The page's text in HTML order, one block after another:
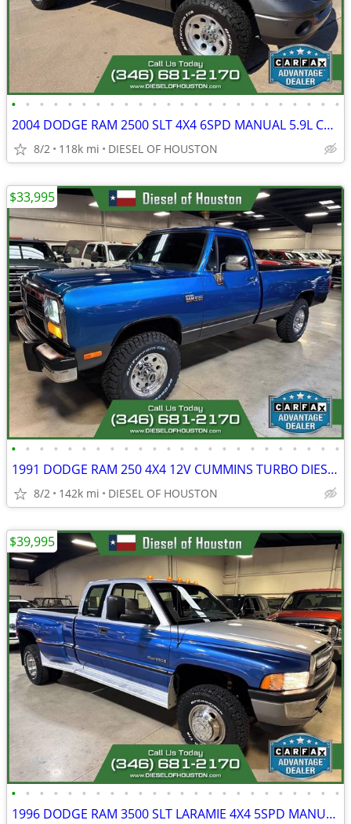
• • • • • • • • • • • • • • • • • • • • • • • •
2004 DODGE RAM 2500 SLT 4X4 6SPD MANUAL 5.9L CUMMINS DIESEL 1-OWNER
8/2 118k mi DIESEL OF HOUSTON
• • • • • • • • • • • • • • • • • • • • • • • •
1991 DODGE RAM 250 4X4 12V CUMMINS TURBO DIESEL REG CAB
8/2 142k mi DIESEL OF HOUSTON
$33,995
• • • • • • • • • • • • • • • • • • • • • • • •
1996 DODGE RAM 3500 SLT LARAMIE 4X4 5SPD MANUAL 5.9L CUMMINS DIESEL
$39,995